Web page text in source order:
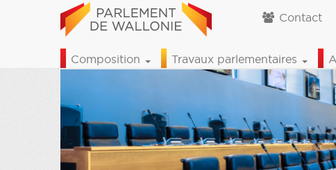
Contact
Composition Travaux parlementaires